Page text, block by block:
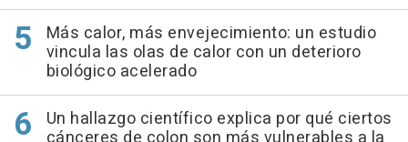
Más calor, más envejecimiento: un estudio
vincula las olas de calor con un deterioro
biológico acelerado
Un hallazgo científico explica por qué ciertos